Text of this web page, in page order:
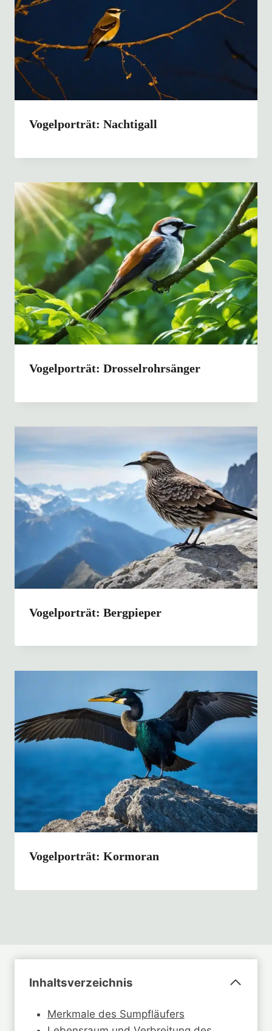
Vogelporträt: Nachtigall
Vogelporträt: Drosselrohrsänger
Vogelporträt: Bergpieper
Vogelporträt: Kormoran
Inhaltsverzeichnis
Merkmale des Sumpfläufers